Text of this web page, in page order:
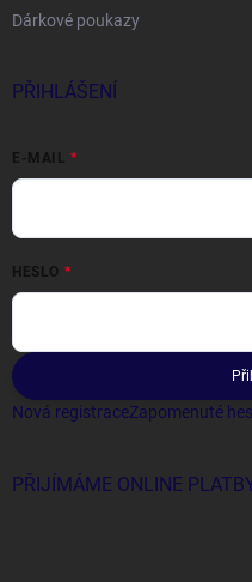
Dárkové poukazy
PŘIHLÁŠENÍ
E-MAIL
HESLO
Nová registraceZapomenuté
PŘIJÍMÁME ONLINE